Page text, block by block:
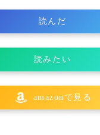
読んだ
読みたい
amazonで見る